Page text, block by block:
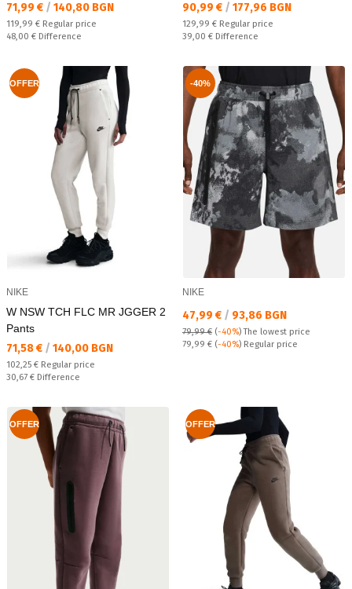
Текуща цена:
71,99 € / 140,80 BGN
Regular price:
119,99 € Regular price
Спестявате:
48,00 € Difference
Текуща цена:
90,99 € / 177,96 BGN
Regular price:
129,99 € Regular price
Спестявате:
39,00 € Difference
OFFER
NIKE
W NSW TCH FLC MR JGGER 2
Pants
Текуща цена:
71,58 € / 140,00 BGN
Regular price:
102,25 € Regular price
Спестявате:
30,67 € Difference
-40%
NIKE
Текуща цена:
47,99 € / 93,86 BGN
79,99 € (-40%)The lowest price
Regular price:
79,99 € (-40%) Regular price
OFFER OFFER